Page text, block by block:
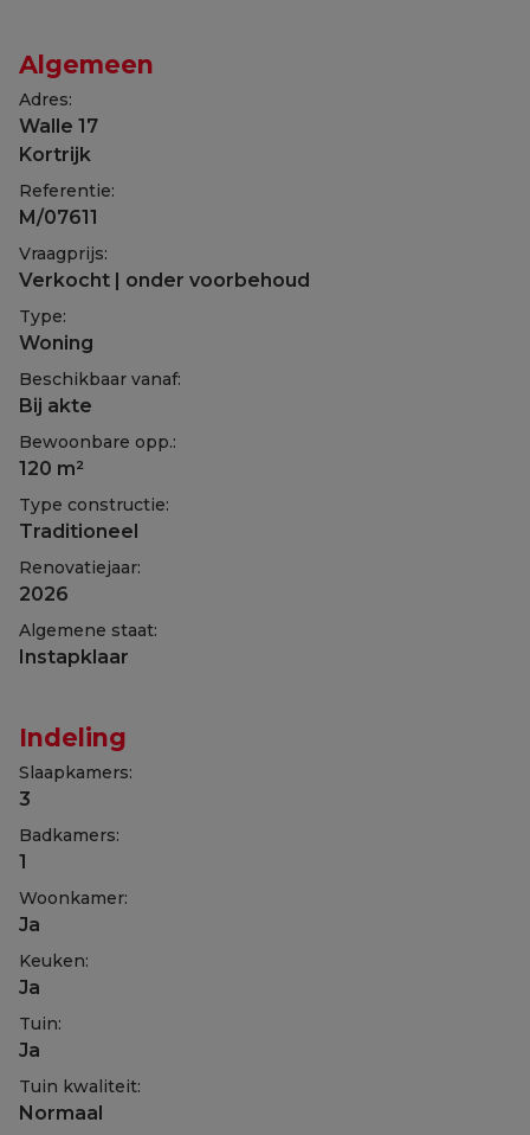
Algemeen
Adres:
Walle 17
Kortrijk
Referentie:
M/07611
Vraagprijs:
Verkocht | onder voorbehoud
Type:
Woning
Beschikbaar vanaf:
Bij akte
Bewoonbare opp.:
120 m²
Type constructie:
Traditioneel
Renovatiejaar:
2026
Algemene staat:
Instapklaar
Indeling
Slaapkamers:
3
Badkamers:
1
Woonkamer:
Ja
Keuken:
Ja
Tuin:
Ja
Tuin kwaliteit:
Normaal